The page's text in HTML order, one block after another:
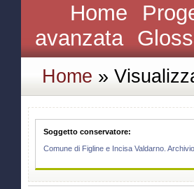
Home
avanzata
Home »
Soggetto conservatore:
Comune di Figline e Incisa Valdarno.